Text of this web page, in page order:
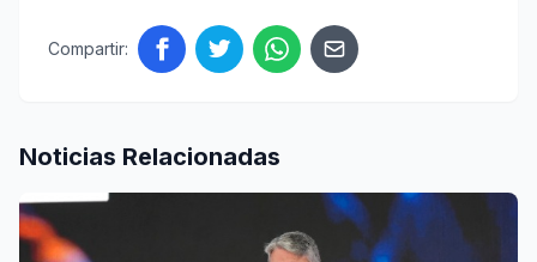
Compartir:
Noticias Relacionadas